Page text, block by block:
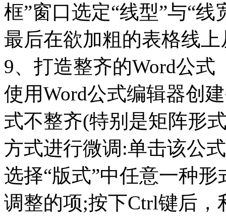
框”窗口选定“线型”与“
最后在欲加粗的表格线
9、打造整齐的Word公式
使用Word公式编辑器创
式不整齐(特别是矩阵形
方式进行微调:单击该公
选择“版式”中任意一种
调整的项;按下Ctrl键后